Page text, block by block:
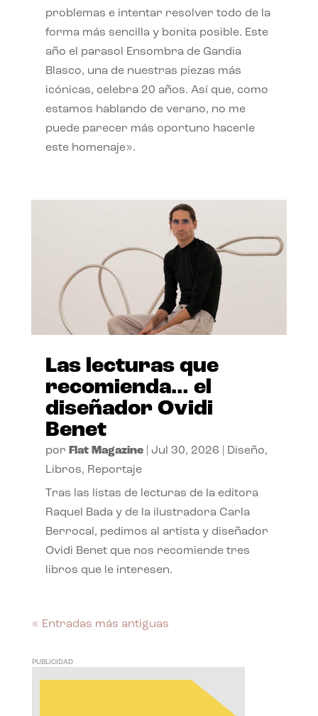
problemas e intentar resolver todo de la
forma más sencilla y bonita posible. Este
año el parasol Ensombra de Gandia
Blasco, una de nuestras piezas más
icónicas, celebra 20 años. Así que, como
estamos hablando de verano, no me
puede parecer más oportuno hacerle
este homenaje».
Las lecturas que
recomienda… el
diseñador Ovidi
Benet
por Flat Magazine| Jul 30, 2026 Diseño,
Libros, Reportaje
Tras las listas de lecturas de la editora
Raquel Bada y de la ilustradora Carla
Berrocal, pedimos al artista y diseñador
Ovidi Benet que nos recomiende tres
libros que le interesen.
« Entradas más antiguas
PUBLICIDAD